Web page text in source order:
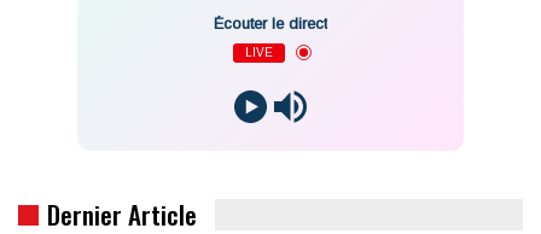
Écouter le direct
LIVE
Dernier Article